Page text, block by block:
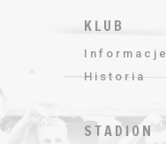
KLUB
Informacje
Historia
STADION